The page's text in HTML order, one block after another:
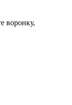
воронку,